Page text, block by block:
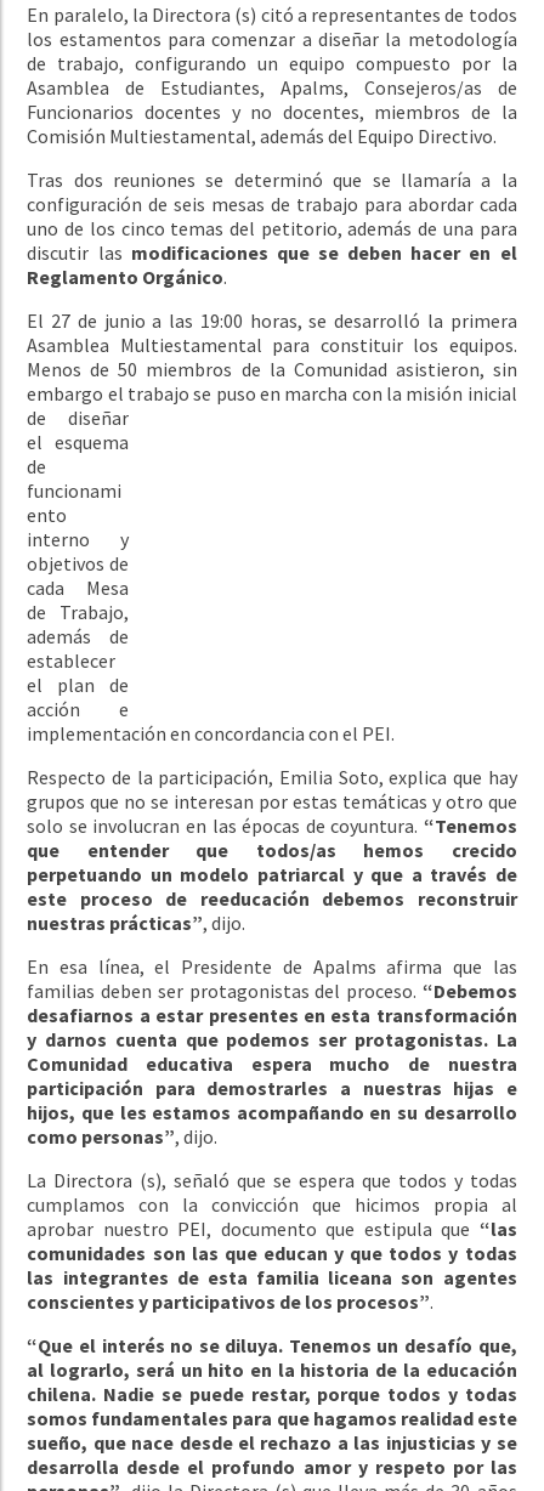
En paralelo, la Directora (s) citó a representantes de todos
los estamentos para comenzar a diseñar la metodología
de trabajo, configurando un equipo compuesto por la
Asamblea de Estudiantes, Apalms, Consejeros/as de
Funcionarios docentes y no docentes, miembros de la
Comisión Multiestamental, además del Equipo Directivo.
Tras dos reuniones se determinó que se llamaría a la
configuración de seis mesas de trabajo para abordar cada
uno de los cinco temas del petitorio, además de una para
discutir las modificaciones que se deben hacer en el
Reglamento Orgánico.
El 27 de junio a las 19:00 horas, se desarrolló la primera
Asamblea Multiestamental para constituir los equipos.
Menos de 50 miembros de la Comunidad asistieron, sin
embargo el trabajo se puso en marcha con la misión inicial
de diseñar
el esquema
de
funcionami
ento
interno y
objetivos de
cada Mesa
de Trabajo,
además de
establecer
el plan de
acción e
implementación en concordancia con el PEI.
Respecto de la participación, Emilia Soto, explica que hay
grupos que no se interesan por estas temáticas y otro que
solo se involucran en las épocas de coyuntura. “Tenemos
que entender que todos/as hemos crecido
perpetuando un modelo patriarcal y que a través de
este proceso de reeducación debemos reconstruir
nuestras prácticas”, dijo.
En esa línea, el Presidente de Apalms afirma que las
familias deben ser protagonistas del proceso. “Debemos
desafiarnos a estar presentes en esta transformación
y darnos cuenta que podemos ser protagonistas. La
Comunidad educativa espera mucho de nuestra
participación para demostrarles a nuestras hijas e
hijos, que les estamos acompañando en su desarrollo
como personas”, dijo.
La Directora (s), señaló que se espera que todos y todas
cumplamos con la convicción que hicimos propia al
aprobar nuestro PEI, documento que estipula que “las
comunidades son las que educan y que todos y todas
las integrantes de esta familia liceana son agentes
conscientes y participativos de los procesos”.
“Que el interés no se diluya. Tenemos un desafío que,
al lograrlo, será un hito en la historia de la educación
chilena. Nadie se puede restar, porque todos y todas
somos fundamentales para que hagamos realidad este
sueño, que nace desde el rechazo a las injusticias y se
desarrolla desde el profundo amor y respeto por las